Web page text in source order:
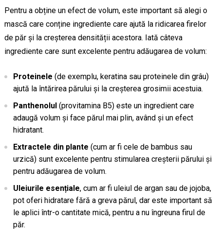
Pentru a obține un efect de volum, este important să alegi o
mască care conține ingrediente care ajută la ridicarea firelor
de păr și la creșterea densității acestora. Iată câteva
ingrediente care sunt excelente pentru adăugarea de volum:
Proteinele (de exemplu, keratina sau proteinele din grâu)
ajută la întărirea părului și la creșterea grosimii acestuia.
Panthenolul(provitamina B5) este un ingredient care
adaugă volum și face părul mai plin, având și un efect
hidratant.
Extractele din plante (cum ar fi cele de bambus sau
urzică) sunt excelente pentru stimularea creșterii părului și
pentru adăugarea de volum.
Uleiurile esențiale, cum ar fi uleiul de argan sau de jojoba,
pot oferi hidratare fără a greva părul, dar este important să
le aplici într-o cantitate mică, pentru a nu îngreuna firul de
păr.